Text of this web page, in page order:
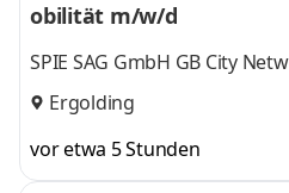
obilität m/w/d
SPIE SAG GmbH GB City
Ergolding
vor etwa 5 Stunden